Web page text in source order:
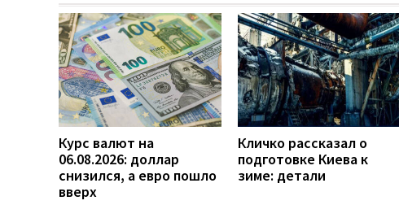
Курс валют на
06.08.2026: доллар
снизился, а евро пошло
вверх
Кличко рассказал о
подготовке Киева к
зиме: детали